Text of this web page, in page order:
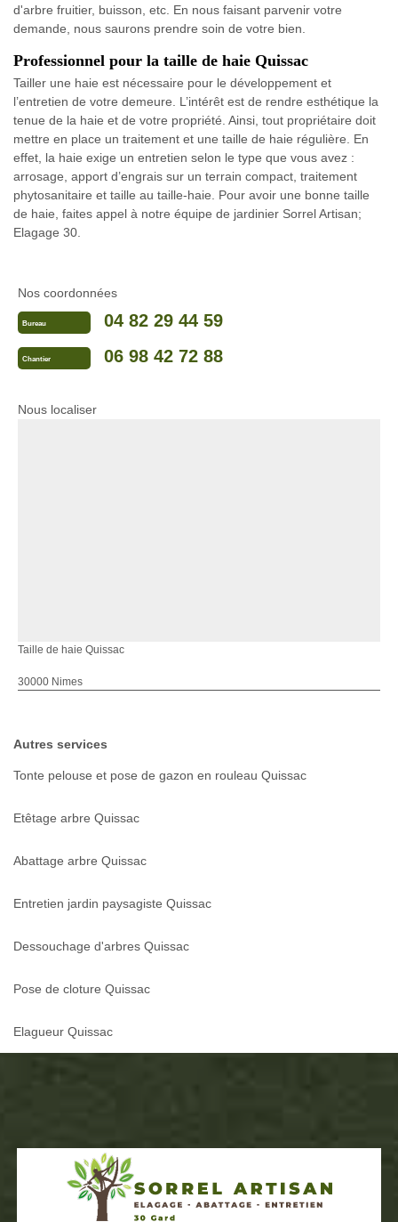
d'arbre fruitier, buisson, etc. En nous faisant parvenir votre
demande, nous saurons prendre soin de votre bien.
Professionnel pour la taille de haie Quissac
Tailler une haie est nécessaire pour le développement et
l’entretien de votre demeure. L’intérêt est de rendre esthétique la
tenue de la haie et de votre propriété. Ainsi, tout propriétaire doit
mettre en place un traitement et une taille de haie régulière. En
effet, la haie exige un entretien selon le type que vous avez :
arrosage, apport d’engrais sur un terrain compact, traitement
phytosanitaire et taille au taille-haie. Pour avoir une bonne taille
de haie, faites appel à notre équipe de jardinier Sorrel Artisan;
Elagage 30.
Nos coordonnées
Bureau 04 82 29 44 59
Chantier 06 98 42 72 88
Nous localiser
Taille de haie Quissac
30000 Nimes
Autres services
Tonte pelouse et pose de gazon en rouleau Quissac
Etêtage arbre Quissac
Abattage arbre Quissac
Entretien jardin paysagiste Quissac
Dessouchage d'arbres Quissac
Pose de cloture Quissac
Elagueur Quissac